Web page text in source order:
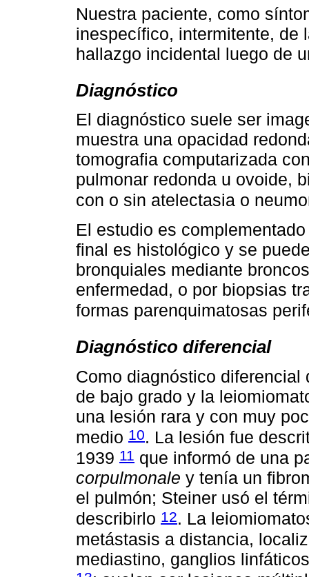
Nuestra paciente, como
inespecífico, intermitente, de
hallazgo incidental luego de
Diagnóstico
El diagnóstico suele ser
muestra una opacidad
tomografia computarizada
pulmonar redonda u ovoide,
con o sin atelectasia o
El estudio es
final es histológico y se
bronquiales mediante
enfermedad, o por biopsias
formas parenquimatosas
Diagnóstico diferencial
Como diagnóstico
de bajo grado y la
una lesión rara y con muy
medio 10. La lesión fue
1939 11 que informó de una
corpulmonale y tenía un
el pulmón; Steiner usó el
describirlo 12. La
metástasis a distancia,
mediastino, ganglios